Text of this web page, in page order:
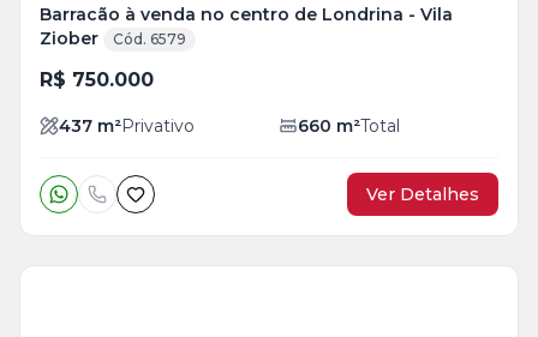
Barracão à venda no centro de Londrina - Vila
Ziober
Cód. 6579
R$ 750.000
437 m²Privativo 660 m²Total
Ver Detalhes